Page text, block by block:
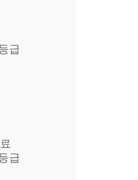
급
급